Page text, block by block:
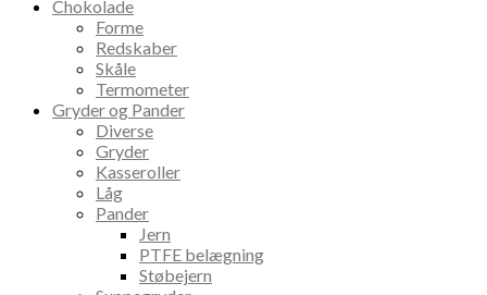
Chokolade
Forme
Redskaber
Skåle
Termometer
Gryder og Pander
Diverse
Gryder
Kasseroller
Låg
Pander
Jern
PTFE belægning
Støbejern